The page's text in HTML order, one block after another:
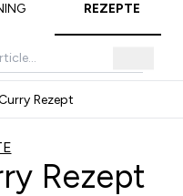
REZEPTE
Rezept
Rezept